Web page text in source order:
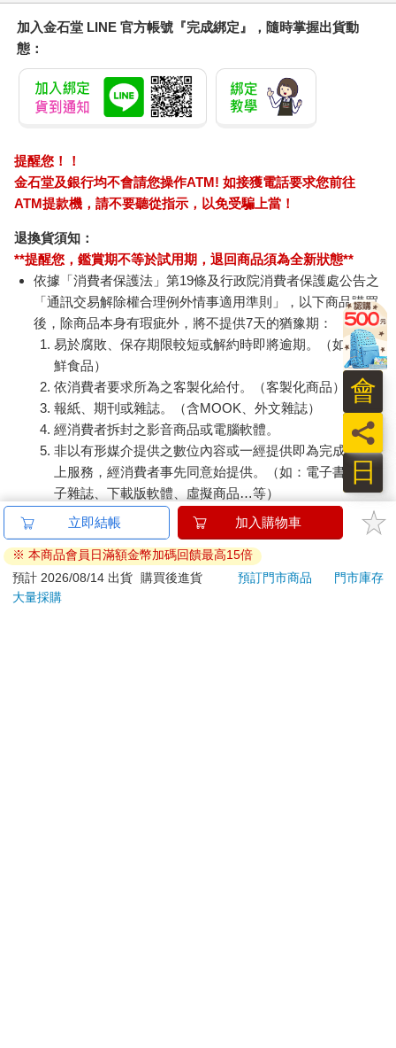
加入金石堂 LINE 官方帳號『完成綁定』，隨時掌握出貨動
態：
提醒您！！
金石堂及銀行均不會請您操作ATM! 如接獲電話要求您前往
ATM提款機，請不要聽從指示，以免受騙上當！
退換貨須知：
**提醒您，鑑賞期不等於試用期，退回商品須為全新狀態**
依據「消費者保護法」第19條及行政院消費者保護處公告之
「通訊交易解除權合理例外情事適用準則」，以下商品購買
後，除商品本身有瑕疵外，將不提供7天的猶豫期：
易於腐敗、保存期限較短或解約時即將逾期。（如：生
鮮食品）
依消費者要求所為之客製化給付。（客製化商品）
報紙、期刊或雜誌。（含MOOK、外文雜誌）
經消費者拆封之影音商品或電腦軟體。
非以有形媒介提供之數位內容或一經提供即為完成之線
上服務，經消費者事先同意始提供。（如：電子書、電
子雜誌、下載版軟體、虛擬商品…等）
已拆封之個人衛生用品。（如：內衣褲、刮鬍刀、除毛
刀…等）
若非上列種類商品，均享有到貨7天的猶豫期（含例假
日）。
辦理退換貨時，商品（組合商品恕無法接受單獨退貨）必須
立即結帳 加入購物車
※ 本商品會員日滿額金幣加碼回饋最高15倍
預計 2026/08/14 出貨
購買後進貨 預訂門市商品
門市庫存
大量採購
日
員
會